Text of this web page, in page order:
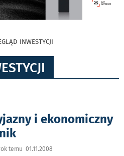
INWESTYCJI
i ekonomiczny
temu 01.11.2008